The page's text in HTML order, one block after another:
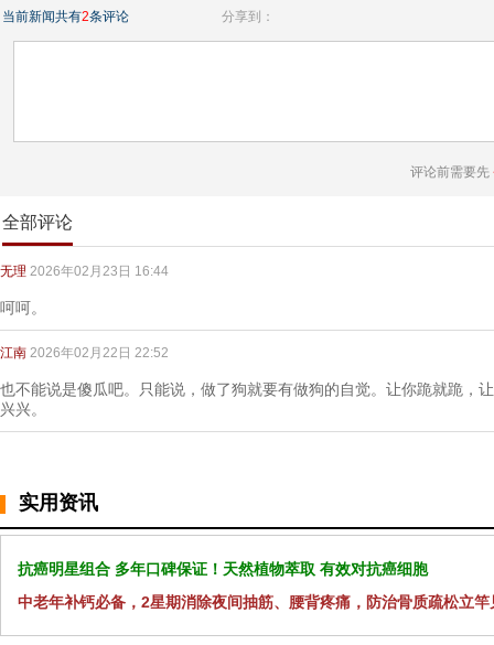
当前新闻共有2条评论 分享到：
评论前需要先
全部评论
无理 2026年02月23日 16:44
呵呵。
江南 2026年02月22日 22:52
也不能说是傻瓜吧。只能说，做了狗就要有做狗的自觉。让你跪就跪，
兴兴。
实用资讯
抗癌明星组合 多年口碑保证！天然植物萃取 有效对抗癌细胞
中老年补钙必备，2星期消除夜间抽筋、腰背疼痛，防治骨质疏松立竿